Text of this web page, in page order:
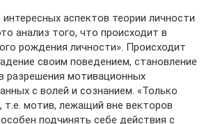
аспектов теории личности
анализ того, что происходит в
рождения личности». Происходит
своим поведением, становление
разрешения мотивационных
с волей и сознанием. «Только
т.е. мотив, лежащий вне векторов
подчинять себе действия с